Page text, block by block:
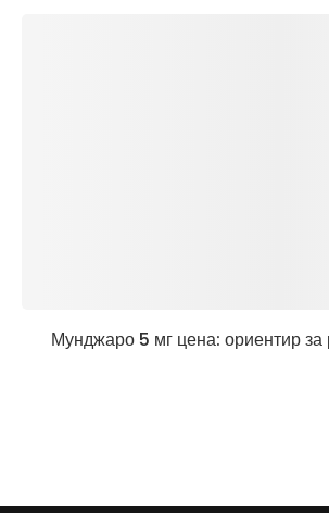
Мунджаро 5 мг цена: ориентир за